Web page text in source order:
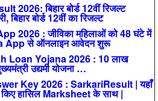
बिहार बोर्ड 12वीं रिजल्ट
बोर्ड 12वीं का रिजल्ट
2026 : जीविका महिलाओं को 48 घंटे में
App से ऑनलाइन आवेदन शुरू
Loan Yojana 2026 : 10 लाख
उद्यमी योजना …
Key 2026 : SarkariResult | यहाँ
हासिल Marksheet के साथ |